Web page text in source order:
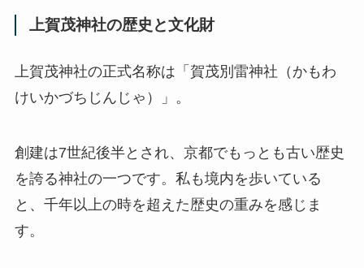
上賀茂神社の歴史と文化財
上賀茂神社の正式名称は「賀茂別雷神社（かもわ
けいかづちじんじゃ）」。
創建は7世紀後半とされ、京都でもっとも古い歴史
を誇る神社の一つです。私も境内を歩いている
と、千年以上の時を超えた歴史の重みを感じま
す。